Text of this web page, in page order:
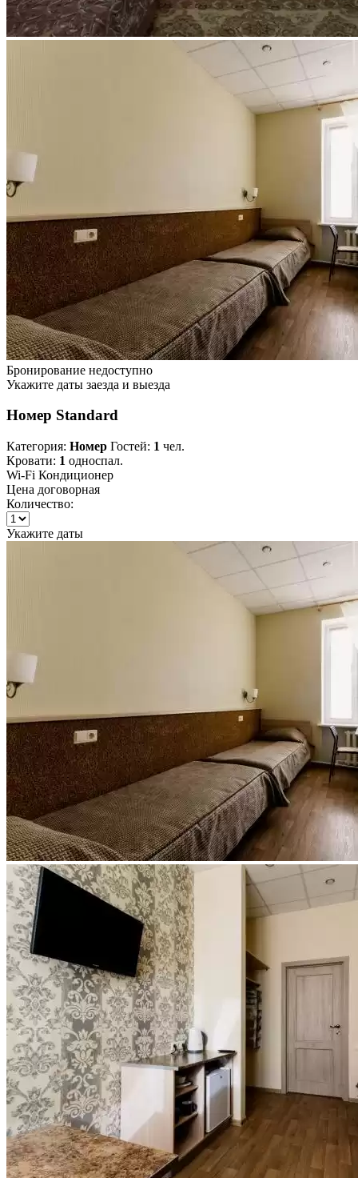
Бронирование недоступно
Укажите даты заезда и выезда
Номер Standard
Категория: Номер Гостей: 1 чел.
Кровати: 1 односпал.
Wi-Fi Кондиционер
Цена договорная
Количество:
Укажите даты